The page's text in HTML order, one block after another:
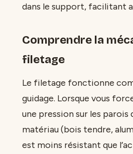
dans le support, facilitant
Comprendre la
filetage
Le filetage fonctionne
guidage. Lorsque vous
une pression sur les parois
matériau (bois tendre,
est moins résistant que